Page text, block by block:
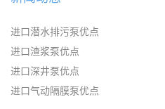
进口潜水排污泵优点
进口渣浆泵优点
进口深井泵优点
进口气动隔膜泵优点